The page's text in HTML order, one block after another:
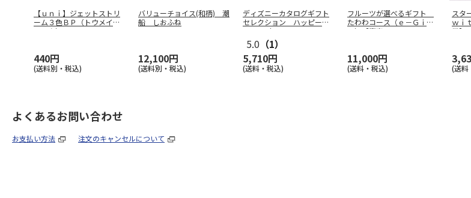
【ｕｎｉ】ジェットストリ
ーム３色ＢＰ（トウメイブ
ラック）
440円
(送料別・税込)
バリューチョイス(和柄) 潮
船 しおふね
12,100円
(送料別・税込)
ディズニーカタログギフト
セレクション ハッピー
コース（ｅ
5.0 （1）
5,710円
(送料・税込)
フルーツが選べるギフト
たわわコース（ｅ－Ｇｉｆ
ｔ）【慶事
11,000円
(送料・税込)
スタ
ｗｉ
用】
(送料
よくあるお問い合わせ
お支払い方法 注文のキャンセルについて